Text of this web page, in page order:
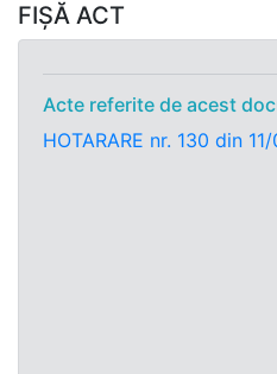
FIȘĂ ACT
Acte referite de acest
HOTARARE nr. 130 din